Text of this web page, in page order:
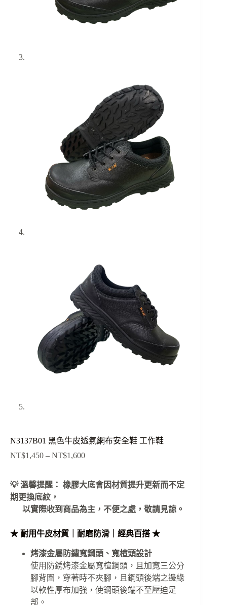
N3137B01 黑色牛皮透氣網布安全鞋 工作鞋
NT$1,450 – NT$1,600價
範
NT$1,450
到
💡 溫馨提醒： 橡膠大底會因材質提升更新而不定
期更換底紋，
以實際收到商品為主，不便之處，敬請見諒。
★ 耐用牛皮材質｜耐磨防滑｜經典百搭 ★
烤漆金屬防鏽寬鋼頭、寬楦頭設計
使用防銹烤漆金屬寬楦鋼頭，且加寬三公分
腳背圍，穿著時不夾腳，且鋼頭後端之邊緣
以軟性厚布加強，使鋼頭後端不至壓迫足
部。